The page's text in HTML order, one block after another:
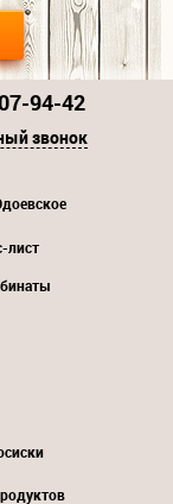
лист
94-42
звонок